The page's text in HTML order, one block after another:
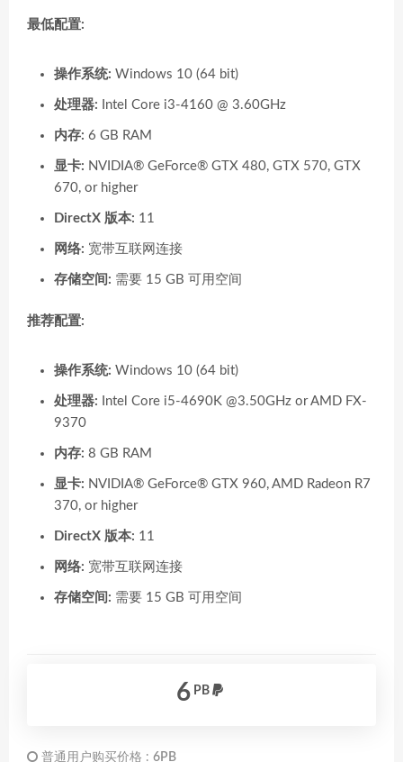
最低配置:
操作系统: Windows 10 (64 bit)
处理器: Intel Core i3-4160 @ 3.60GHz
内存: 6 GB RAM
显卡: NVIDIA® GeForce® GTX 480, GTX 570, GTX
670, or higher
DirectX 版本: 11
网络: 宽带互联网连接
存储空间: 需要 15 GB 可用空间
推荐配置:
操作系统: Windows 10 (64 bit)
处理器: Intel Core i5-4690K @3.50GHz or AMD FX-
9370
内存: 8 GB RAM
显卡: NVIDIA® GeForce® GTX 960, AMD Radeon R7
370, or higher
DirectX 版本: 11
网络: 宽带互联网连接
存储空间: 需要 15 GB 可用空间
6 PB
普通用户购买价格 : 6PB